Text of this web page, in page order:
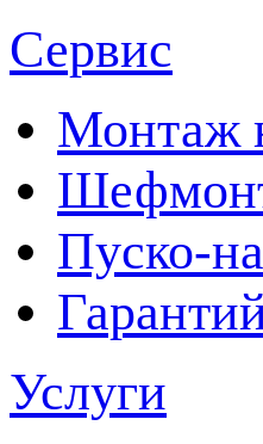
Сервис
Монтаж
Пуско-
Услуги